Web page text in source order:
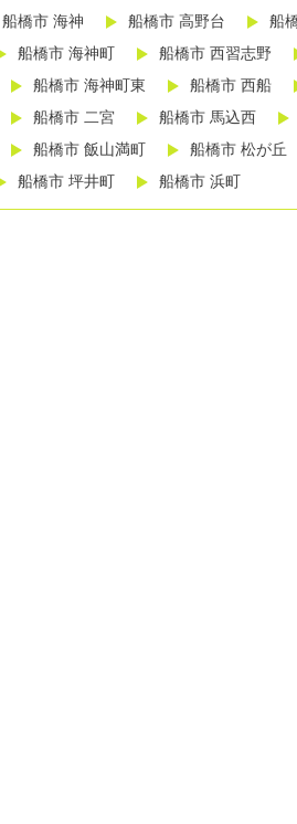
船橋市 海神 船橋市 高野台 船
船橋市 海神町 船橋市 西習志野
船橋市 海神町東 船橋市 西船
船橋市 二宮 船橋市 馬込西
船橋市 飯山満町 船橋市 松が丘
船橋市 坪井町 船橋市 浜町